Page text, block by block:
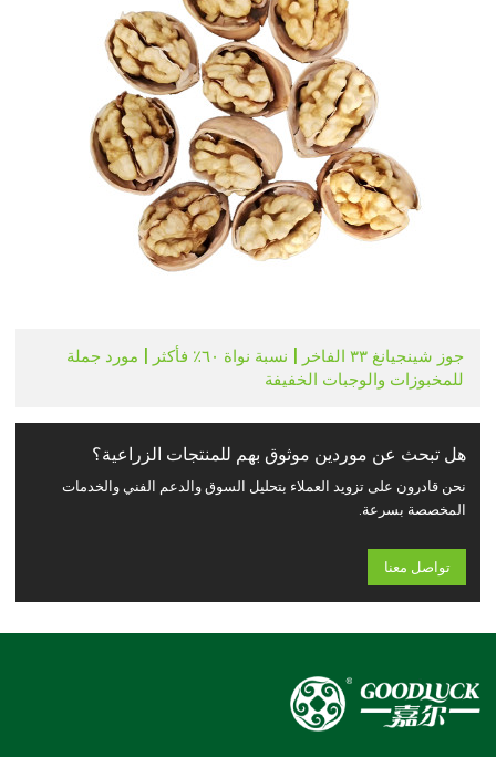
جوز شينجيانغ ٣٣ الفاخر | نسبة نواة ٦٠٪ فأكثر | مورد جملة
للمخبوزات والوجبات الخفيفة
هل تبحث عن موردين موثوق بهم للمنتجات الزراعية؟
نحن قادرون على تزويد العملاء بتحليل السوق والدعم الفني والخدمات
المخصصة بسرعة.
تواصل معنا